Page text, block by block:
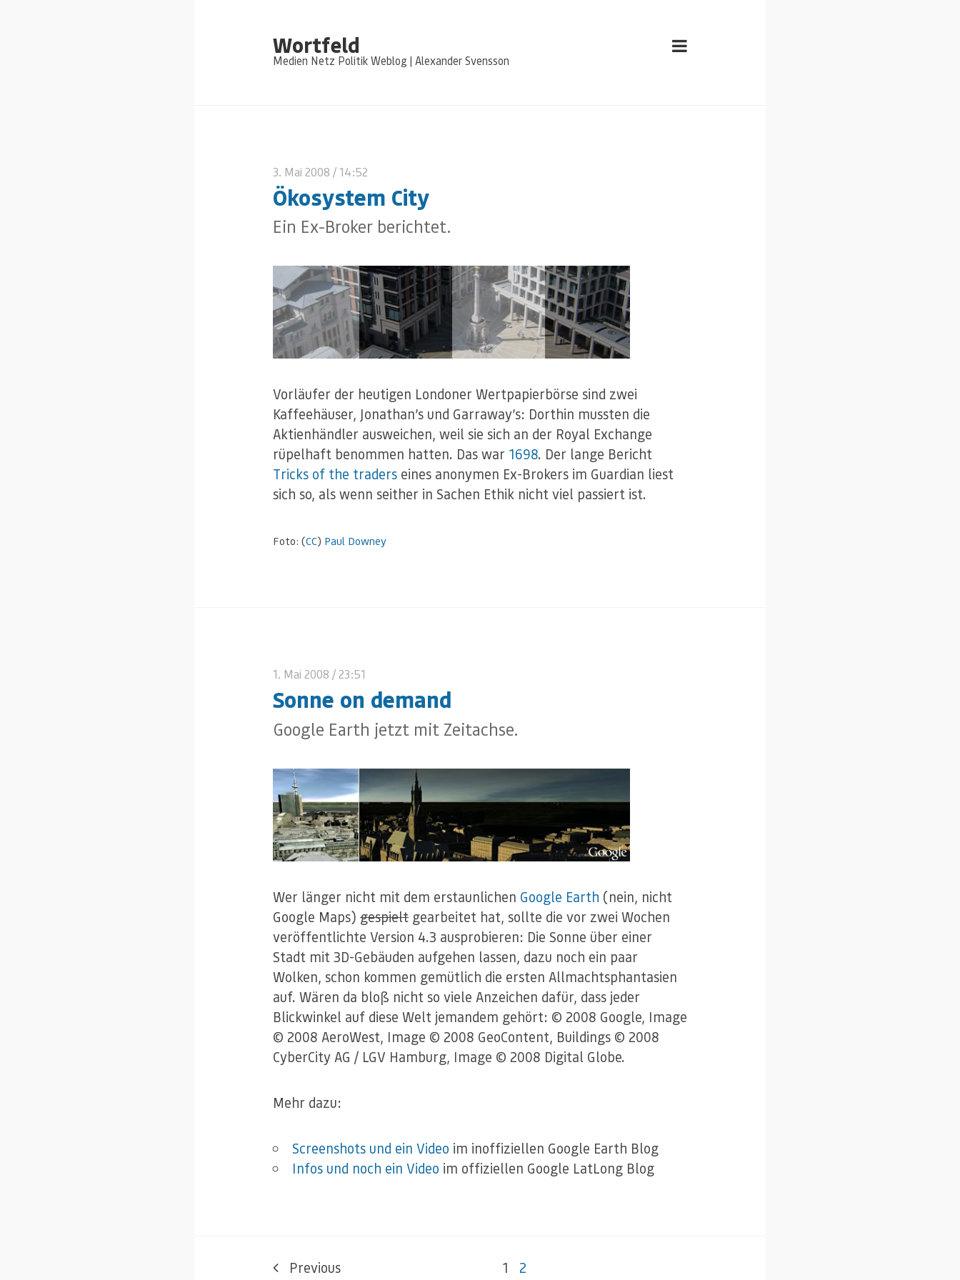
Wortfeld
Medien Netz Politik Weblog | Alexander Svensson
3. Mai 2008 / 14:52
Ökosystem City
Ein Ex-Broker berichtet.
Vorläufer der heutigen Londoner Wertpapierbörse sind zwei
Kaffeehäuser, Jonathan’s und Garraway’s: Dorthin mussten die
Aktienhändler ausweichen, weil sie sich an der Royal Exchange
rüpelhaft benommen hatten. Das war 1698. Der lange Bericht
Tricks of the traders eines anonymen Ex-Brokers im Guardian liest
sich so, als wenn seither in Sachen Ethik nicht viel passiert ist.
Foto: (CC) Paul Downey
1. Mai 2008 / 23:51
Sonne on demand
Google Earth jetzt mit Zeitachse.
Wer länger nicht mit dem erstaunlichen Google Earth (nein, nicht
Google Maps) gespielt gearbeitet hat, sollte die vor zwei Wochen
veröffentlichte Version 4.3 ausprobieren: Die Sonne über einer
Stadt mit 3D-Gebäuden aufgehen lassen, dazu noch ein paar
Wolken, schon kommen gemütlich die ersten Allmachtsphantasien
auf. Wären da bloß nicht so viele Anzeichen dafür, dass jeder
Blickwinkel auf diese Welt jemandem gehört: © 2008 Google, Image
© 2008 AeroWest, Image © 2008 GeoContent, Buildings © 2008
CyberCity AG / LGV Hamburg, Image © 2008 Digital Globe.
Mehr dazu:
Screenshots und ein Video im inoffiziellen Google Earth Blog
Infos und noch ein Video im offiziellen Google LatLong Blog
Previous 1 2